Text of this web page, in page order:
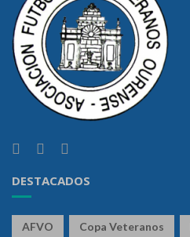
DESTACADOS
AFVO Copa Veteranos